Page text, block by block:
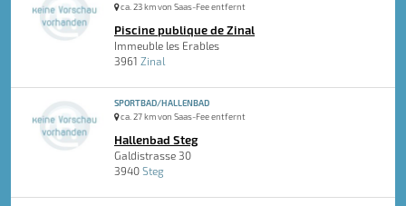
ca. 23 km von Saas-Fee entfernt
Piscine publique de Zinal
Immeuble les Erables
3961 Zinal
SPORTBAD/HALLENBAD
ca. 27 km von Saas-Fee entfernt
Hallenbad Steg
Galdistrasse 30
3940 Steg